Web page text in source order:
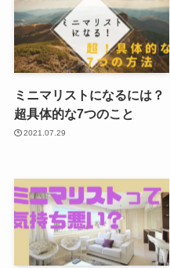
ミニマリストになるには？
超具体的な7つのこと
2021.07.29